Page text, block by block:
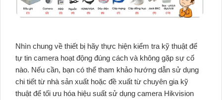
Nhìn chung về thiết bị hãy thực hiện kiểm tra kỹ thuật để
tự tin camera hoạt động đúng cách và không gặp sự cố
nào. Nếu cần, bạn có thể tham khảo hướng dẫn sử dụng
chi tiết từ nhà sản xuất hoặc đề xuất từ chuyên gia kỹ
thuật để tối ưu hóa hiệu suất sử dụng camera Hikvision